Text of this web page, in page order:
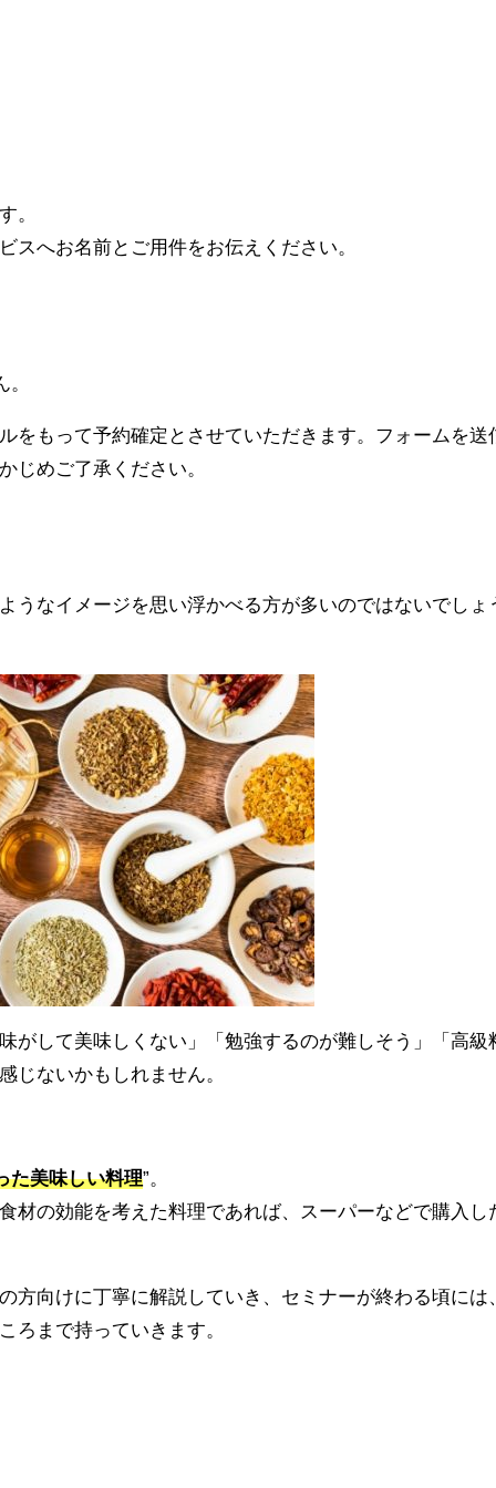
。
スへお名前とご用件をお伝えください。
をもって予約確定とさせていただきます。フォームを送
じめご了承ください。
うなイメージを思い浮かべる方が多いのではないでしょ
がして美味しくない」「勉強するのが難しそう」「高級
ないかもしれません。
た美味しい料理”。
材の効能を考えた料理であれば、スーパーなどで購入し
方向けに丁寧に解説していき、セミナーが終わる頃には
ろまで持っていきます。